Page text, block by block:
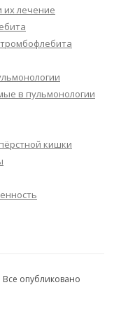
их лечение
в пульмонологии
кишки
опубликовано